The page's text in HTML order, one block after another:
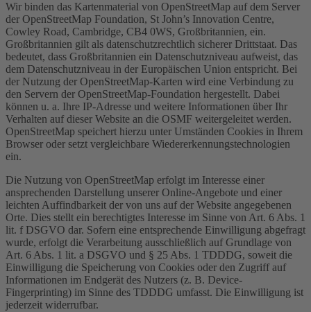
Wir binden das Kartenmaterial von OpenStreetMap auf dem Server
der OpenStreetMap Foundation, St John’s Innovation Centre,
Cowley Road, Cambridge, CB4 0WS, Großbritannien, ein.
Großbritannien gilt als datenschutzrechtlich sicherer Drittstaat. Das
bedeutet, dass Großbritannien ein Datenschutzniveau aufweist, das
dem Datenschutzniveau in der Europäischen Union entspricht. Bei
der Nutzung der OpenStreetMap-Karten wird eine Verbindung zu
den Servern der OpenStreetMap-Foundation hergestellt. Dabei
können u. a. Ihre IP-Adresse und weitere Informationen über Ihr
Verhalten auf dieser Website an die OSMF weitergeleitet werden.
OpenStreetMap speichert hierzu unter Umständen Cookies in Ihrem
Browser oder setzt vergleichbare Wiedererkennungstechnologien
ein.
Die Nutzung von OpenStreetMap erfolgt im Interesse einer
ansprechenden Darstellung unserer Online-Angebote und einer
leichten Auffindbarkeit der von uns auf der Website angegebenen
Orte. Dies stellt ein berechtigtes Interesse im Sinne von Art. 6 Abs. 1
lit. f DSGVO dar. Sofern eine entsprechende Einwilligung abgefragt
wurde, erfolgt die Verarbeitung ausschließlich auf Grundlage von
Art. 6 Abs. 1 lit. a DSGVO und § 25 Abs. 1 TDDDG, soweit die
Einwilligung die Speicherung von Cookies oder den Zugriff auf
Informationen im Endgerät des Nutzers (z. B. Device-
Fingerprinting) im Sinne des TDDDG umfasst. Die Einwilligung ist
jederzeit widerrufbar.